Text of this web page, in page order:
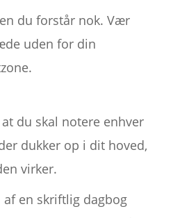
du forstår nok. Vær
uden for din
du skal notere enhver
dukker op i dit hoved,
virker.
en skriftlig dagbog